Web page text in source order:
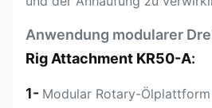
Anwendung modularer
Rig Attachment KR50-A:
1- Modular Rotary-